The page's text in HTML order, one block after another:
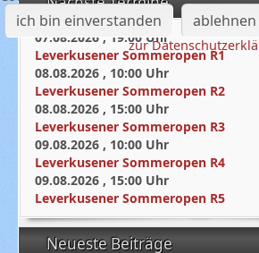
07.08.2026 , 19:00 Uhr
Leverkusener Sommeropen R1
08.08.2026 , 10:00 Uhr
Leverkusener Sommeropen R2
08.08.2026 , 15:00 Uhr
Leverkusener Sommeropen R3
09.08.2026 , 10:00 Uhr
Leverkusener Sommeropen R4
09.08.2026 , 15:00 Uhr
Leverkusener Sommeropen R5
Neueste Beiträge
ich bin einverstanden ablehnen
zur